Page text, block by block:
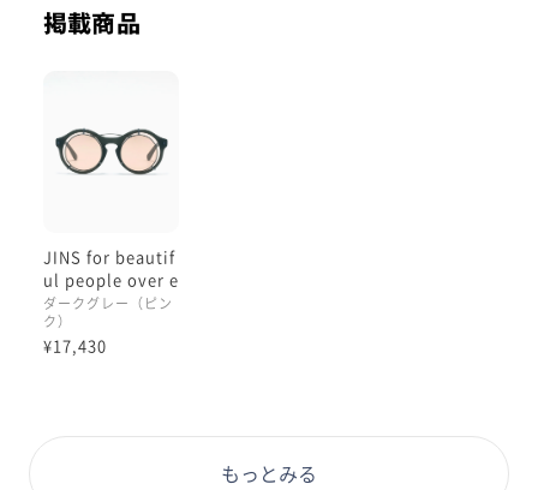
特に特徴的なこのサングラスに強調して、
特殊な構造のアイテムも相性がいいかも
持っていらっしゃる方』、
目元と足元の両極で特徴を出すバランスは
圧倒的に面白い。
メジャーです📏
タイヤとメジャーの組み合わせなので
手強そうに見えますが、
掲載商品
JINS for beautif
ul people over e
ngineering sung
lasses
ダークグレー（ピン
ク）
¥17,430
もっとみる